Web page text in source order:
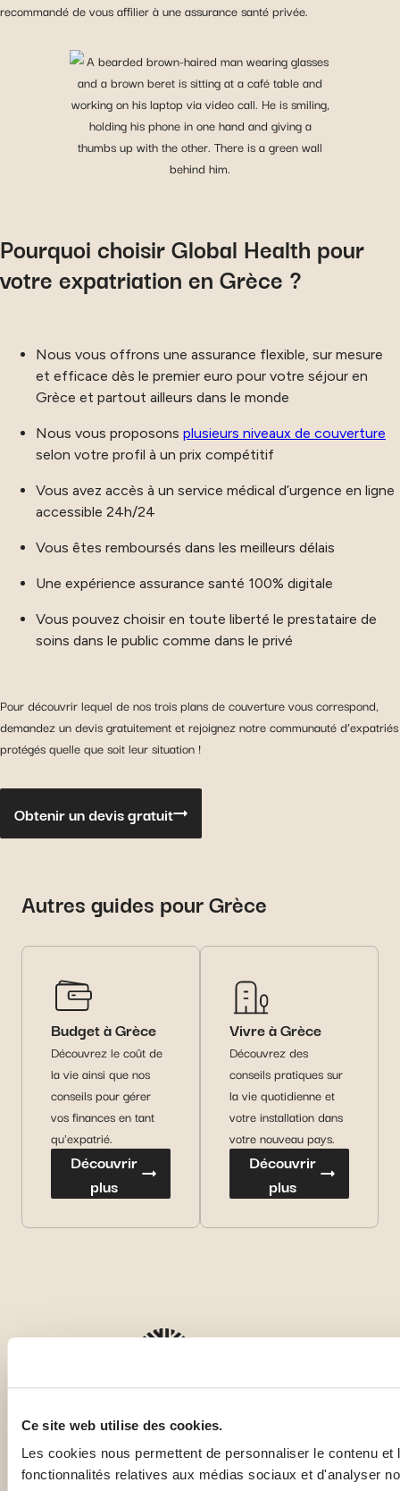
Ce site web utilise des cookies.
Les cookies nous permettent de personnaliser le contenu
fonctionnalités relatives aux médias sociaux et d'analyser
recommandé de vous affilier à une assurance santé privée.
Pourquoi choisir Global Health pour
votre expatriation en Grèce ?
Nous vous offrons une assurance flexible, sur mesure
et efficace dès le premier euro pour votre séjour en
Grèce et partout ailleurs dans le monde
Nous vous proposons plusieurs niveaux de couverture
selon votre profil à un prix compétitif
Vous avez accès à un service médical d’urgence en ligne
accessible 24h/24
Vous êtes remboursés dans les meilleurs délais
Une expérience assurance santé 100% digitale
Vous pouvez choisir en toute liberté le prestataire de
soins dans le public comme dans le privé
Pour découvrir lequel de nos trois plans de couverture vous correspond,
demandez un devis gratuitement et rejoignez notre communauté d’expatriés
protégés quelle que soit leur situation !
Obtenir un devis gratuit
Autres guides pour Grèce
Budget à Grèce
Découvrez le coût de
la vie ainsi que nos
conseils pour gérer
vos finances en tant
qu'expatrié.
Découvrir
plus
Vivre à Grèce
Découvrez des
conseils pratiques sur
la vie quotidienne et
votre installation dans
votre nouveau pays.
Découvrir
plus